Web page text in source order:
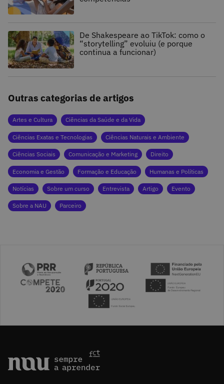
De Shakespeare ao TikTok: como o
“storytelling” evoluiu (e porque
continua a funcionar)
Outras categorias de artigos
Artes e Cultura Ciências da Saúde e da Vida
Ciências Exatas e Tecnologias Ciências Naturais e Ambiente
Ciências Sociais Comunicação e Marketing Direito
Economia e Gestão Formação e Educação Humanas e Políticas
Notícias Sobre um curso Entrevista Artigo Evento
Sobre a NAU Parceiro